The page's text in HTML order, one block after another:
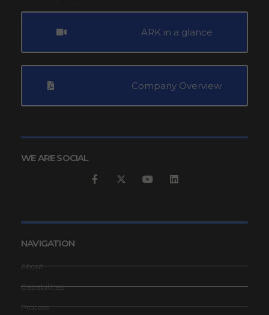
ARK in a glance
Company Overview
WE ARE SOCIAL
NAVIGATION
About
Capabilities
Process